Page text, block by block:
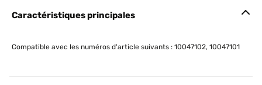
Caractéristiques principales
Compatible avec les numéros d'article suivants : 10047102, 10047101